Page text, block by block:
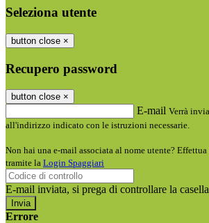
Seleziona utente
button close ×
Recupero password
button close ×
E-mail Verrà
all'indirizzo indicato con le istruzioni necessarie.
Non hai una e-mail associata al nome utente?
tramite la Login Spaggiari
E-mail inviata, si prega di controllare la
Errore